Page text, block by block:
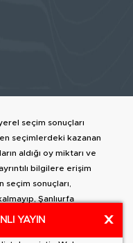
seçim sonuçları
seçimlerdeki kazanan
aldığı oy miktarı ve
bilgilere erişim
seçim sonuçları,
Şanlıurfa
da sunar. İlçe
belediye başkan
YAYIN X